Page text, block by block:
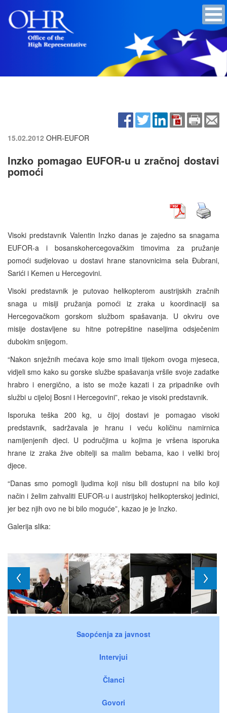
15.02.2012 OHR-EUFOR
Inzko pomagao EUFOR-u u zračnoj dostavi
pomoći
Visoki predstavnik Valentin Inzko danas je zajedno sa snagama
EUFOR-a i bosanskohercegovačkim timovima za pružanje
pomoći sudjelovao u dostavi hrane stanovnicima sela Đubrani,
Sarići i Kemen u Hercegovini.
Visoki predstavnik je putovao helikopterom austrijskih zračnih
snaga u misiji pružanja pomoći iz zraka u koordinaciji sa
Hercegovačkom gorskom službom spašavanja. U okviru ove
misije dostavljene su hitne potrepštine naseljima odsječenim
dubokim snijegom.
“Nakon snježnih mećava koje smo imali tijekom ovoga mjeseca,
vidjeli smo kako su gorske službe spašavanja vršile svoje zadatke
hrabro i energično, a isto se može kazati i za pripadnike ovih
službi u cijeloj Bosni i Hercegovini”, rekao je visoki predstavnik.
Isporuka teška 200 kg, u čijoj dostavi je pomagao visoki
predstavnik, sadržavala je hranu i veću količinu namirnica
namijenjenih djeci. U područjima u kojima je vršena isporuka
hrane iz zraka žive obitelji sa malim bebama, kao i veliki broj
djece.
“Danas smo pomogli ljudima koji nisu bili dostupni na bilo koji
način i želim zahvaliti EUFOR-u i austrijskoj helikopterskoj jedinici,
jer bez njih ovo ne bi bilo moguće”, kazao je je Inzko.
Galerija slika:
Saopćenja za javnost
Intervjui
Članci
Govori